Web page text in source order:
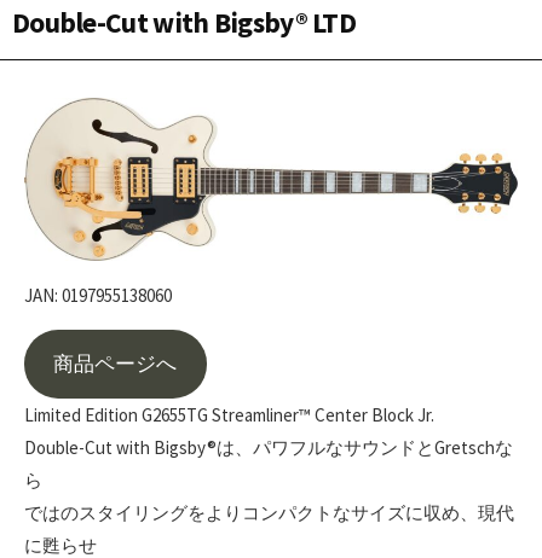
Double-Cut with Bigsby® LTD
JAN: 0197955138060
商品ページへ
Limited Edition G2655TG Streamliner™ Center Block Jr.
Double-Cut with Bigsby®は、パワフルなサウンドとGretschな
ら
ではのスタイリングをよりコンパクトなサイズに収め、現代
に甦らせ